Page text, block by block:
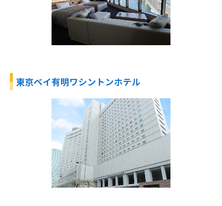
東京ベイ有明ワシントンホテル